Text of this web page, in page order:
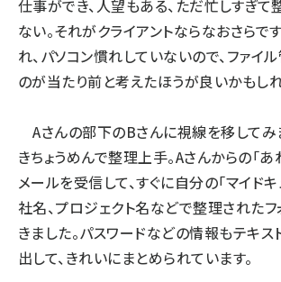
仕事ができ、人望もある、ただ忙しすぎ
ない。それがクライアントならなおさらで
れ、パソコン慣れしていないので、ファイ
のが当たり前と考えたほうが良いかもし
Aさんの部下のBさんに視線を移してみ
きちょうめんで整理上手。Aさんからの「あ
メールを受信して、すぐに自分の「マイドキ
社名、プロジェクト名などで整理された
きました。パスワードなどの情報もテキス
出して、きれいにまとめられています。